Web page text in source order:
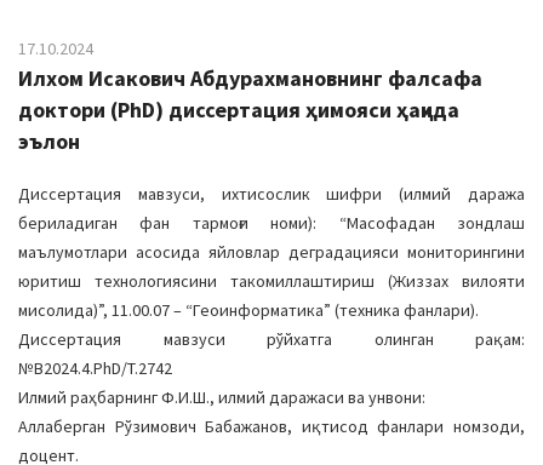
17.10.2024
Илхом Исакович Абдурахмановнинг фалсафа
доктори (PhD) диссертация ҳимояси ҳақида
эълон
Диссертация мавзуси, ихтисослик шифри (илмий даража
бериладиган фан тармоғи номи): “Масофадан зондлаш
маълумотлари асосида яйловлар деградацияси мониторингини
юритиш технологиясини такомиллаштириш (Жиззах вилояти
мисолида)”, 11.00.07 – “Геоинформатика” (техника фанлари).
Диссертация мавзуси рўйхатга олинган рақам:
№В2024.4.PhD/T.2742
Илмий раҳбарнинг Ф.И.Ш., илмий даражаси ва унвони:
Аллаберган Рўзимович Бабажанов, иқтисод фанлари номзоди,
доцент.